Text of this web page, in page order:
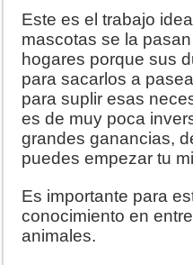
Este es el trabajo
mascotas se la
hogares porque sus
para sacarlos a
para suplir esas
es de muy poca
grandes ganancias,
puedes empezar tu
Es importante para
conocimiento en
animales.